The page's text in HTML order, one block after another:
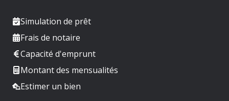
Simulation de prêt
Frais de notaire
Capacité d'emprunt
Montant des mensualités
Estimer un bien